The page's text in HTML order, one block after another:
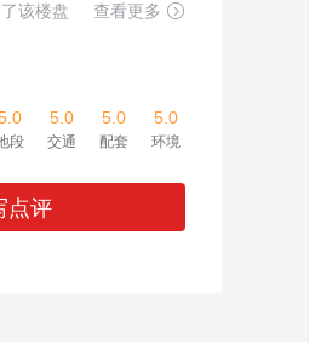
该楼盘 查看更多 
段
5.0
交通
5.0
配套
5.0
环境
点评